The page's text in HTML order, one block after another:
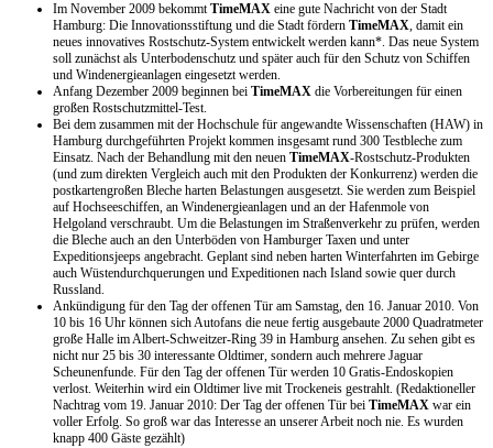
Im November 2009 bekommtTimeMAX eine gute Nachricht von der Stadt
Hamburg: Die Innovationsstiftung und die Stadt fördern TimeMAX, damit ein
neues innovatives Rostschutz-System entwickelt werden kann*. Das neue System
soll zunächst als Unterbodenschutz und später auch für den Schutz von Schiffen
und Windenergieanlagen eingesetzt werden.
Anfang Dezember 2009 beginnen bei TimeMAX die Vorbereitungen für einen
großen Rostschutzmittel-Test.
Bei dem zusammen mit der Hochschule für angewandte Wissenschaften (HAW) in
Hamburg durchgeführten Projekt kommen insgesamt rund 300 Testbleche zum
Einsatz. Nach der Behandlung mit den neuen TimeMAX-Rostschutz-Produkten
(und zum direkten Vergleich auch mit den Produkten der Konkurrenz) werden die
postkartengroßen Bleche harten Belastungen ausgesetzt. Sie werden zum Beispiel
auf Hochseeschiffen, an Windenergieanlagen und an der Hafenmole von
Helgoland verschraubt. Um die Belastungen im Straßenverkehr zu prüfen, werden
die Bleche auch an den Unterböden von Hamburger Taxen und unter
Expeditionsjeeps angebracht. Geplant sind neben harten Winterfahrten im Gebirge
auch Wüstendurchquerungen und Expeditionen nach Island sowie quer durch
Russland.
Ankündigung für den Tag der offenen Tür am Samstag, den 16. Januar 2010. Von
10 bis 16 Uhr können sich Autofans die neue fertig ausgebaute 2000 Quadratmeter
große Halle im Albert-Schweitzer-Ring 39 in Hamburg ansehen. Zu sehen gibt es
nicht nur 25 bis 30 interessante Oldtimer, sondern auch mehrere Jaguar
Scheunenfunde. Für den Tag der offenen Tür werden 10 Gratis-Endoskopien
verlost. Weiterhin wird ein Oldtimer live mit Trockeneis gestrahlt. (Redaktioneller
Nachtrag vom 19. Januar 2010: Der Tag der offenen Tür bei TimeMAX war ein
voller Erfolg. So groß war das Interesse an unserer Arbeit noch nie. Es wurden
knapp 400 Gäste gezählt)